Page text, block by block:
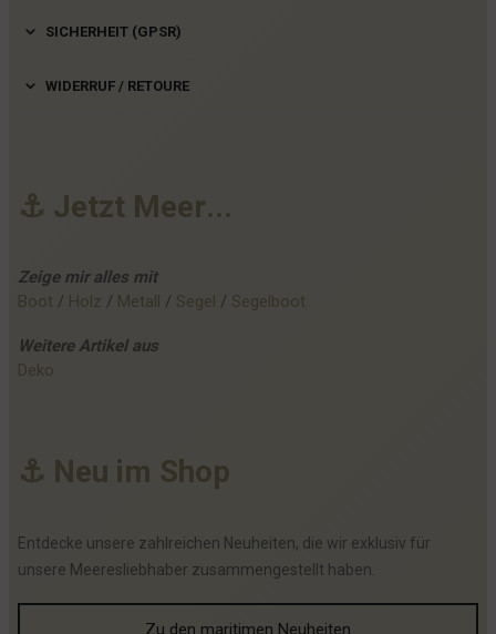
SICHERHEIT (GPSR)
WIDERRUF / RETOURE
⚓ Jetzt Meer...
Zeige mir alles mit
Boot / Holz / Metall / Segel / Segelboot
Weitere Artikel aus
Deko
⚓ Neu im Shop
Entdecke unsere zahlreichen Neuheiten, die wir exklusiv für
unsere Meeresliebhaber zusammengestellt haben.
Zu den maritimen Neuheiten